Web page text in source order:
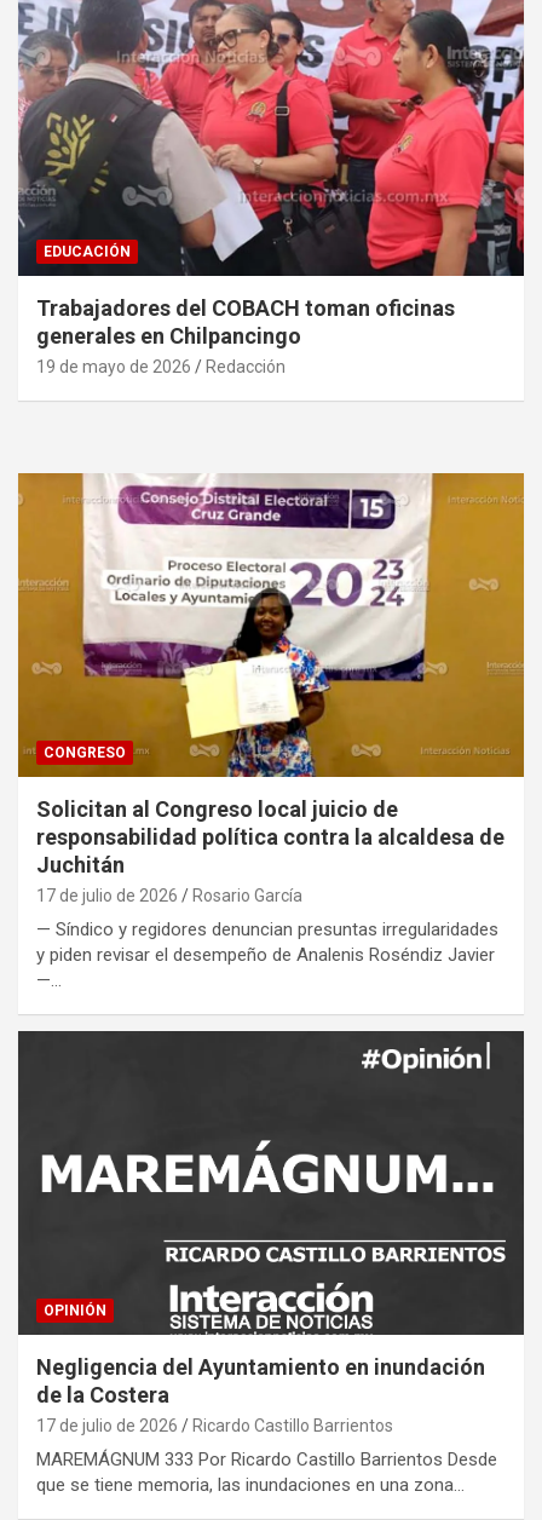
EDUCACIÓN
Trabajadores del COBACH toman oficinas
generales en Chilpancingo
19 de mayo de 2026 Redacción
CONGRESO
Solicitan al Congreso local juicio de
responsabilidad política contra la alcaldesa de
Juchitán
17 de julio de 2026 Rosario García
— Síndico y regidores denuncian presuntas irregularidades
y piden revisar el desempeño de Analenis Roséndiz Javier
—…
OPINIÓN
Negligencia del Ayuntamiento en inundación
de la Costera
17 de julio de 2026 Ricardo Castillo Barrientos
MAREMÁGNUM 333 Por Ricardo Castillo Barrientos Desde
que se tiene memoria, las inundaciones en una zona…